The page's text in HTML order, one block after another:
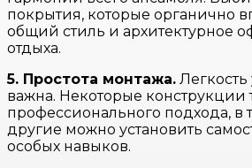
покрытия, которые органично
общий стиль и архитектурное
отдыха.
5. Простота монтажа. Легкость
важна. Некоторые конструкции
профессионального подхода, в
другие можно установить
особых навыков.